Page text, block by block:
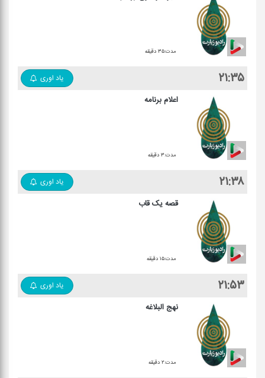
مدت:۳۵ دقیقه
۲۱:۳۵ یاد اوری
اعلام برنامه
مدت:۳ دقیقه
۲۱:۳۸ یاد اوری
قصه یک قاب
مدت:۱۵ دقیقه
۲۱:۵۳ یاد اوری
نهج البلاغه
مدت:۲ دقیقه